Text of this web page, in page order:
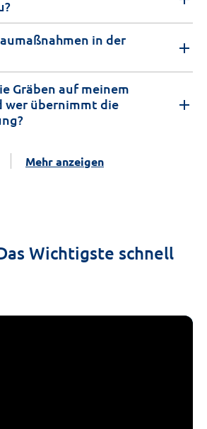
in der
Gräben auf meinem
wer übernimmt die
Mehr anzeigen
Wichtigste schnell